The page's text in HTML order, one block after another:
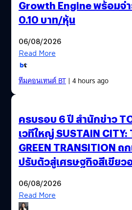
Growth Engine พร้อมจ่
0.10 บาท/หุ้น
06/08/2026
Read More
ทีมคอนเทนต์ BT| 4 hours ago
ครบรอบ 6 ปี สำนักข่าว
เวทีใหญ่ SUSTAIN CITY:
GREEN TRANSITION ถ
ปรับตัวสู่เศรษฐกิจสีเขียว
06/08/2026
Read More